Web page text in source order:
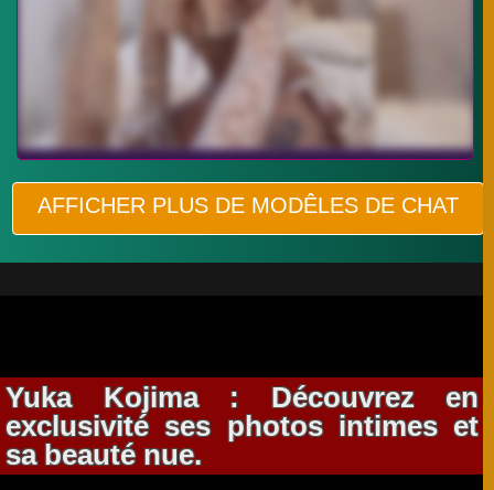
AFFICHER PLUS DE MODÊLES DE CHAT
Yuka Kojima : Découvrez en
exclusivité ses photos intimes et
sa beauté nue.